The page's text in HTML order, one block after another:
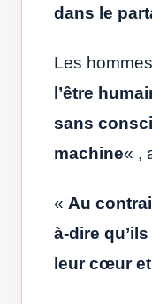
dans le
Les
l’être
sans
machine« ,
« Au
à-dire
leur cœur